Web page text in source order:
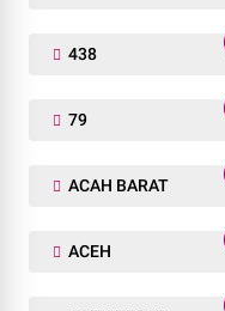
438
79
ACAH BARAT
ACEH